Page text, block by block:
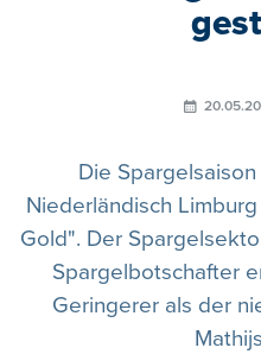
Die
Niederländisch
Gold". Der
Spargelbotschafter
Geringerer als der